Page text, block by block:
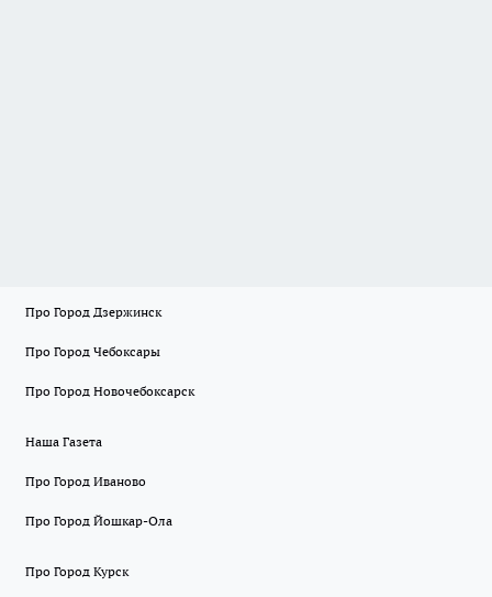
Про Город Дзержинск
Про Город Чебоксары
Про Город Новочебоксарск
Наша Газета
Про Город Иваново
Про Город Йошкар-Ола
Про Город Курск